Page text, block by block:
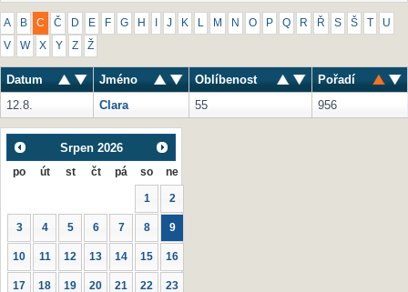
A B C Č D E F G H J K M N O P Q R Ř S Š U
V W X Y Z Ž
Datum Jméno Oblíbenost
Pořadí
12.8.
Clara 55 956
Srpen 2026
po út st čt pá so ne
1 2
3 4 5 6 7 8 9
10 11 12 13 14 15 16
17 18 19 20 21 22 23